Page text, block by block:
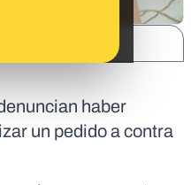
haber
un pedido a contra